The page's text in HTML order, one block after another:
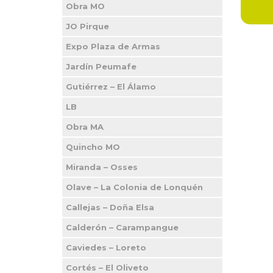
Obra MO
JO Pirque
Expo Plaza de Armas
Jardín Peumafe
Gutiérrez – El Álamo
LB
Obra MA
Quincho MO
Miranda – Osses
Olave – La Colonia de Lonquén
Callejas – Doña Elsa
Calderón – Carampangue
Caviedes – Loreto
Cortés – El Oliveto